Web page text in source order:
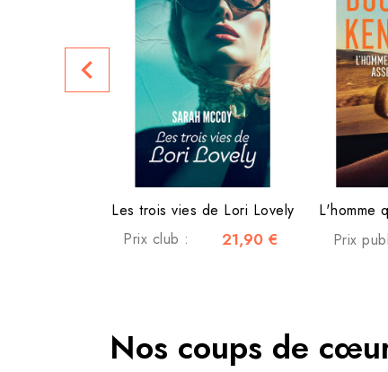
Les trois vies de Lori Lovely
Prix club :
21,90 €
L'homme
Prix
navigate_before
Nos coups de